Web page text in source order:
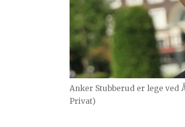
Anker Stubberud er lege ved
Privat)